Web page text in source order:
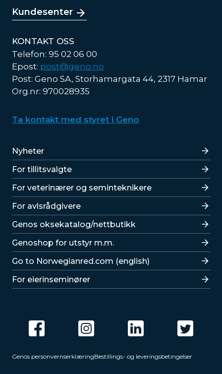
Kundesenter
KONTAKT OSS
Telefon: 95 02 06 00
Epost: post@geno.no
Post: Geno SA, Storhamargata 44, 2317 Hamar
Org.nr: 970028935
Ta kontakt med styret i Geno
Lenker
Nyheter
For tillitsvalgte
For veterinærer og seminteknikere
For avlsrådgivere
Lenker
Genos oksekatalog/nettbutikk
Genoshop for utstyr m.m.
Go to Norwegianred.com (english)
For eierinseminører
Genos personvernserklæringBestillings- og leveringsbetingelser